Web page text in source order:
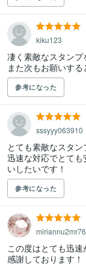
kiku123
凄く素敵なスタンプ
また次もお願いする
参考になった
sssyyy063910
とても素敵なスタン
迅速な対応でとて
いしたいです！
参考になった
miriannu2mr76
この度はとても迅
感謝しております！